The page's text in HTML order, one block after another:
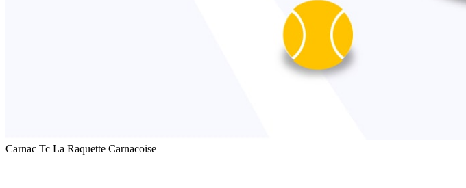
Carnac Tc La Raquette Carnacoise